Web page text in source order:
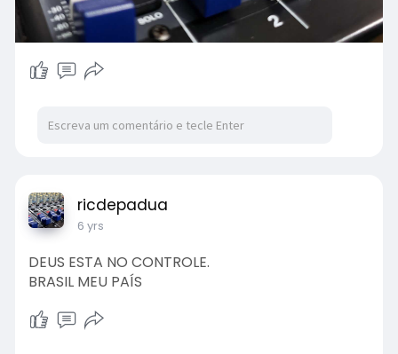
ricdepadua
6 yrs
DEUS ESTA NO CONTROLE.
BRASIL MEU PAÍS